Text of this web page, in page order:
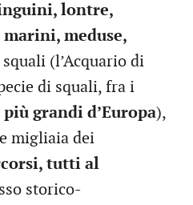
lontre,
meduse,
(l’Acquario di
di squali, fra i
grandi d’Europa),
migliaia dei
tutti al
storico-